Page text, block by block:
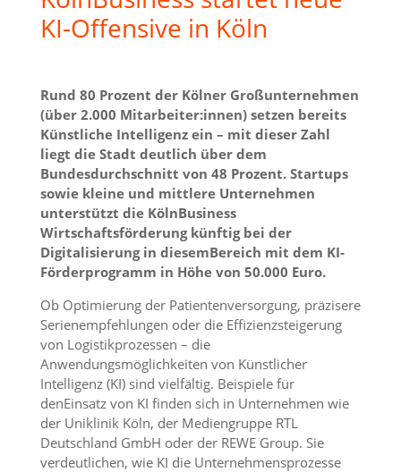
KI-Offensive in Köln
Rund 80 Prozent der Kölner Großunternehmen
(über 2.000 Mitarbeiter:innen) setzen bereits
Künstliche Intelligenz ein – mit dieser Zahl
liegt die Stadt deutlich über dem
Bundesdurchschnitt von 48 Prozent. Startups
sowie kleine und mittlere Unternehmen
unterstützt die KölnBusiness
Wirtschaftsförderung künftig bei der
Digitalisierung in diesemBereich mit dem KI-
Förderprogramm in Höhe von 50.000 Euro.
Ob Optimierung der Patientenversorgung, präzisere
Serienempfehlungen oder die Effizienzsteigerung
von Logistikprozessen – die
Anwendungsmöglichkeiten von Künstlicher
Intelligenz (KI) sind vielfältig. Beispiele für
denEinsatz von KI finden sich in Unternehmen wie
der Uniklinik Köln, der Mediengruppe RTL
Deutschland GmbH oder der REWE Group. Sie
verdeutlichen, wie KI die Unternehmensprozesse